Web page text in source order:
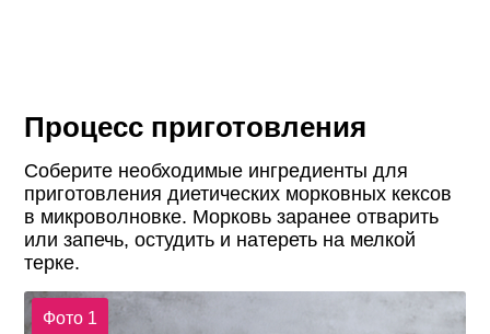
Процесс приготовления
Соберите необходимые ингредиенты для
приготовления диетических морковных кексов
в микроволновке. Морковь заранее отварить
или запечь, остудить и натереть на мелкой
терке.
Фото 1